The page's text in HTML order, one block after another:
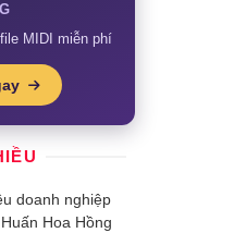
MIDI miễn phí
doanh nghiệp
Hoa Hồng